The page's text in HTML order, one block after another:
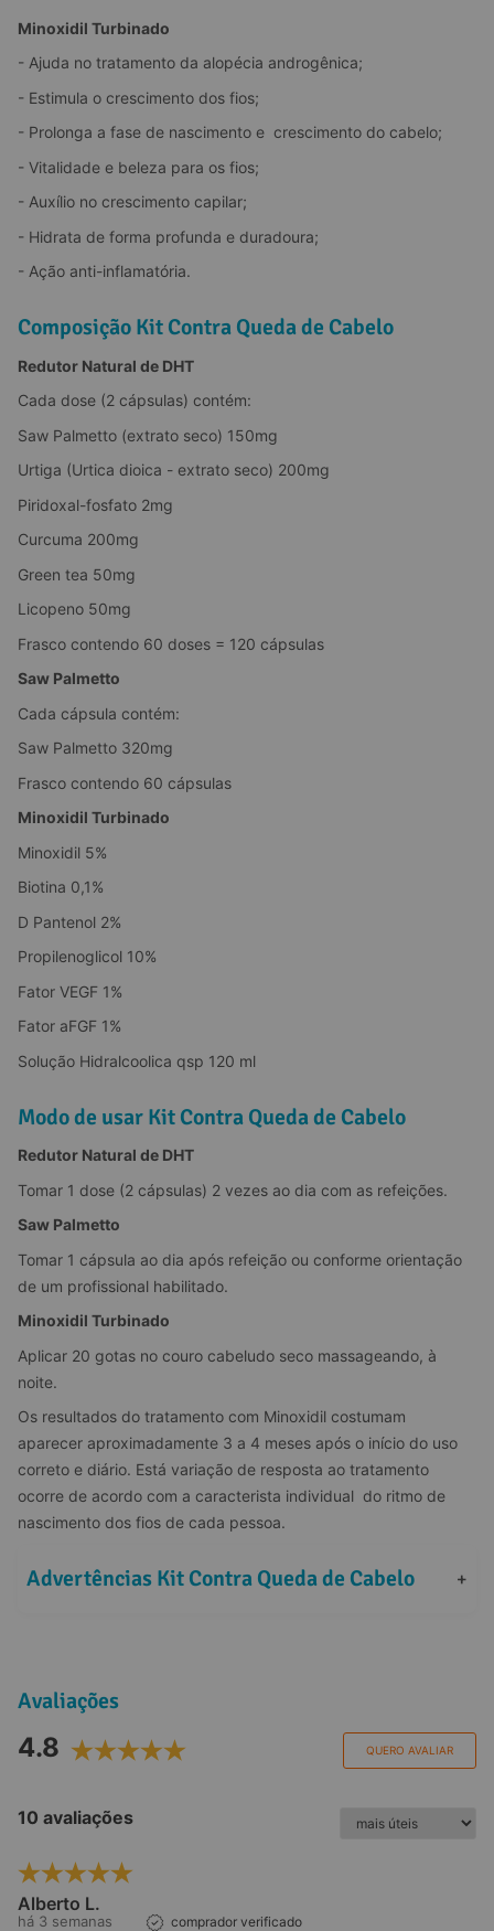
Minoxidil Turbinado
- Ajuda no tratamento da alopécia androgênica;
- Estimula o crescimento dos fios;
- Prolonga a fase de nascimento e  crescimento do cabelo;
- Vitalidade e beleza para os fios;
- Auxílio no crescimento capilar;
- Hidrata de forma profunda e duradoura;
- Ação anti-inflamatória.
Composição Kit Contra Queda de Cabelo
Redutor Natural de DHT
Cada dose (2 cápsulas) contém:
Saw Palmetto (extrato seco) 150mg
Urtiga (Urtica dioica - extrato seco) 200mg
Piridoxal-fosfato 2mg
Curcuma 200mg
Green tea 50mg
Licopeno 50mg
Frasco contendo 60 doses = 120 cápsulas
Saw Palmetto
Cada cápsula contém:
Saw Palmetto 320mg
Frasco contendo 60 cápsulas
Minoxidil Turbinado
Minoxidil 5%
Biotina 0,1%
D Pantenol 2%
Propilenoglicol 10%
Fator VEGF 1%
Fator aFGF 1%
Solução Hidralcoolica qsp 120 ml
Modo de usar Kit Contra Queda de Cabelo
Redutor Natural de DHT
Tomar 1 dose (2 cápsulas) 2 vezes ao dia com as refeições.
Saw Palmetto
Tomar 1 cápsula ao dia após refeição ou conforme orientação
de um profissional habilitado.
Minoxidil Turbinado
Aplicar 20 gotas no couro cabeludo seco massageando, à
noite.
Os resultados do tratamento com Minoxidil costumam
aparecer aproximadamente 3 a 4 meses após o início do uso
correto e diário. Está variação de resposta ao tratamento
ocorre de acordo com a caracterista individual  do ritmo de
nascimento dos fios de cada pessoa.
Advertências Kit Contra Queda de Cabelo +
Avaliações
4.8 QUERO AVALIAR
10 avaliações
Alberto L.
há 3 semanas comprador verificado